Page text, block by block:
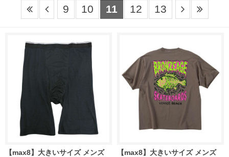
9 10 11 12 13
【max8】大きいサイズ メンズ
【max8】大きいサイズ メンズ